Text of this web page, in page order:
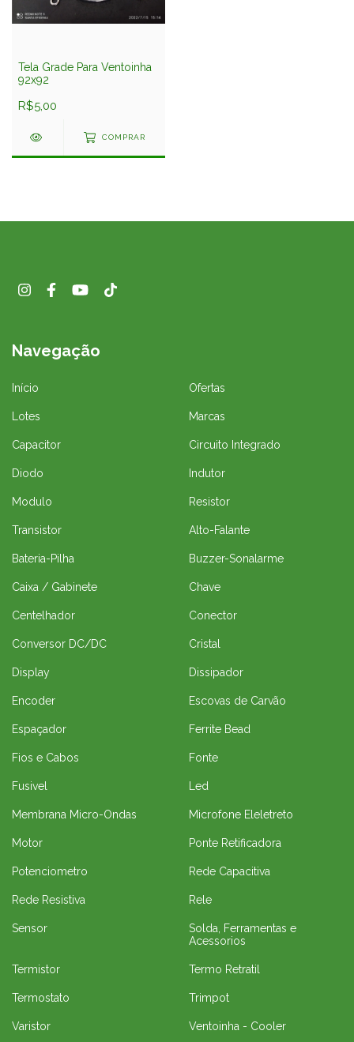
Tela Grade Para Ventoinha
92x92
R$5,00
COMPRAR
Navegação
Início Ofertas
Lotes Marcas
Capacitor Circuito Integrado
Diodo Indutor
Modulo Resistor
Transistor Alto-Falante
Bateria-Pilha Buzzer-Sonalarme
Caixa / Gabinete Chave
Centelhador Conector
Conversor DC/DC Cristal
Display Dissipador
Encoder Escovas de Carvão
Espaçador Ferrite Bead
Fios e Cabos Fonte
Fusivel Led
Membrana Micro-Ondas Microfone Eleletreto
Motor Ponte Retificadora
Potenciometro Rede Capacitiva
Rede Resistiva Rele
Sensor
Solda, Ferramentas e
Acessorios
Termistor Termo Retratil
Termostato Trimpot
Varistor Ventoinha - Cooler